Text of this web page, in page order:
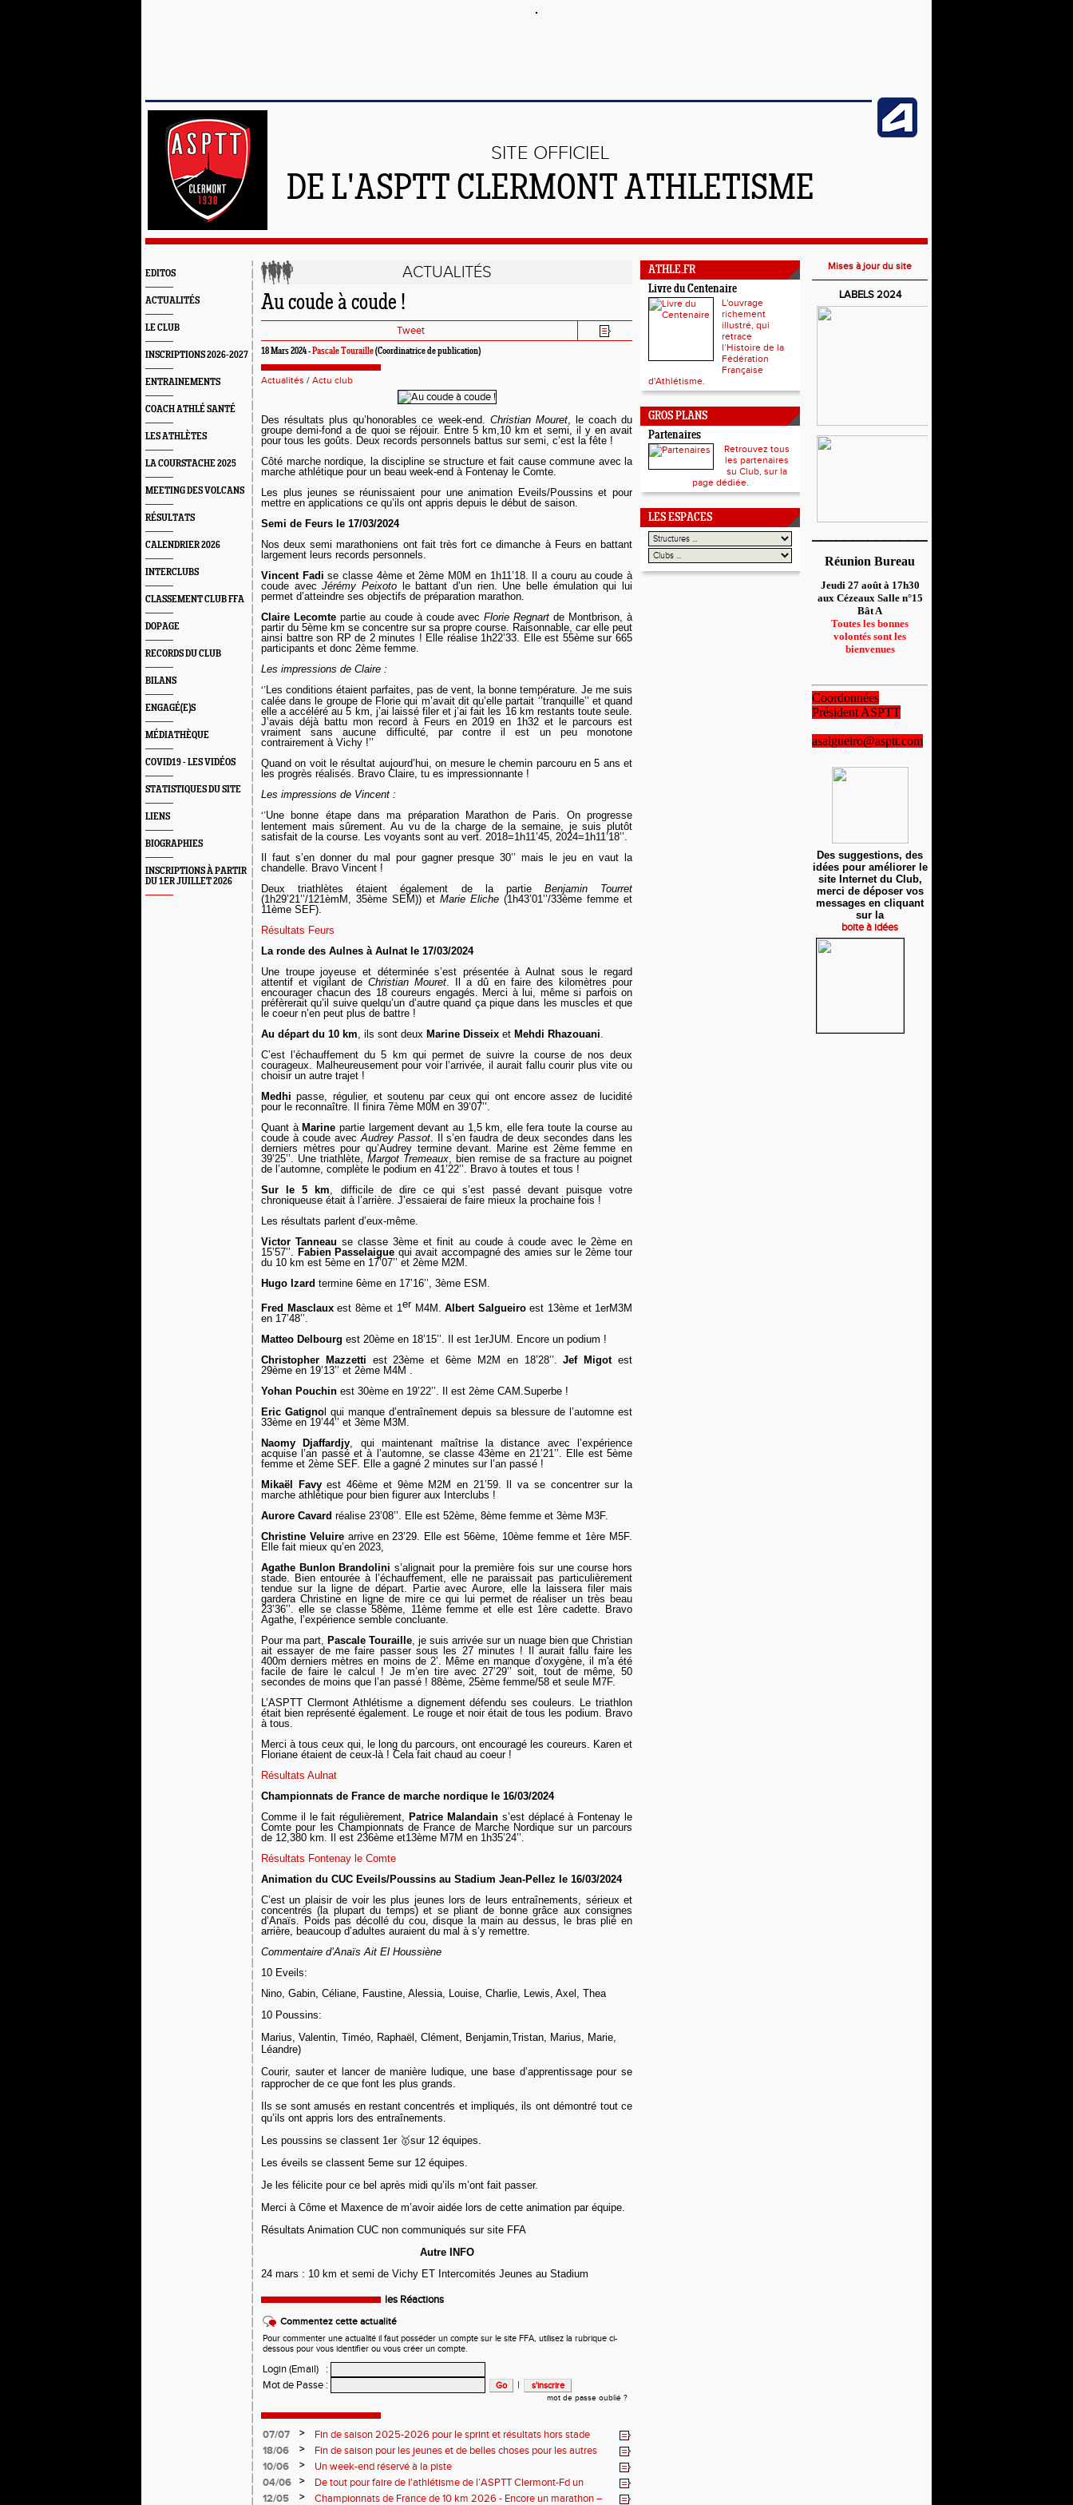
SITE OFFICIEL
DE L'ASPTT CLERMONT ATHLETISME
EDITOS
ACTUALITÉS
LE CLUB
INSCRIPTIONS 2026-2027
ENTRAINEMENTS
COACH ATHLÉ SANTÉ
LES ATHLÈTES
LA COURSTACHE 2025
MEETING DES VOLCANS
RÉSULTATS
CALENDRIER 2026
INTERCLUBS
CLASSEMENT CLUB FFA
DOPAGE
RECORDS DU CLUB
BILANS
ENGAGÉ(E)S
MÉDIATHÈQUE
COVID19 - LES VIDÉOS
STATISTIQUES DU SITE
LIENS
BIOGRAPHIES
INSCRIPTIONS À PARTIR
DU 1ER JUILLET 2026
ACTUALITÉS
Au coude à coude !
Tweet
18 Mars 2024 -Pascale Touraille(Coordinatrice de publication)
Actualités / Actu club
Des résultats plus qu’honorables ce week-end. Christian Mouret, le coach du
groupe demi-fond a de quoi se réjouir. Entre 5 km,10 km et semi, il y en avait
pour tous les goûts. Deux records personnels battus sur semi, c’est la fête !
Côté marche nordique, la discipline se structure et fait cause commune avec la
marche athlétique pour un beau week-end à Fontenay le Comte.
Les plus jeunes se réunissaient pour une animation Eveils/Poussins et pour
mettre en applications ce qu’ils ont appris depuis le début de saison.
Semi de Feurs le 17/03/2024
Nos deux semi marathoniens ont fait très fort ce dimanche à Feurs en battant
largement leurs records personnels.
Vincent Fadi se classe 4ème et 2ème M0M en 1h11’18. Il a couru au coude à
coude avecJérémy Peixoto le battant d’un rien. Une belle émulation qui lui
permet d’atteindre ses objectifs de préparation marathon.
Claire Lecomtepartie au coude à coude avecFlorie Regnartde Montbrison, à
partir du 5ème km se concentre sur sa propre course. Raisonnable, car elle peut
ainsi battre son RP de 2 minutes ! Elle réalise 1h22’33. Elle est 55ème sur 665
participants et donc 2ème femme.
Les impressions de Claire :
‘’Les conditions étaient parfaites, pas de vent, la bonne température. Je me suis
calée dans le groupe de Florie qui m’avait dit qu’elle partait ‘’tranquille’’ et quand
elle a accéléré au 5 km, j’ai laissé filer et j’ai fait les 16 km restants toute seule.
J’avais déjà battu mon record à Feurs en 2019 en 1h32 et le parcours est
vraiment sans aucune difficulté, par contre il est un peu monotone
contrairement à Vichy !’’
Quand on voit le résultat aujourd’hui, on mesure le chemin parcouru en 5 ans et
les progrès réalisés. Bravo Claire, tu es impressionnante !
Les impressions de Vincent :
‘’Une bonne étape dans ma préparation Marathon de Paris. On progresse
lentement mais sûrement. Au vu de la charge de la semaine, je suis plutôt
satisfait de la course. Les voyants sont au vert. 2018=1h11’45, 2024=1h11’18’’.
Il faut s’en donner du mal pour gagner presque 30’’ mais le jeu en vaut la
chandelle. Bravo Vincent !
Deux triathlètes étaient également de la partie Benjamin Tourret
(1h29’21’’/121èmM, 35ème SEM)) et Marie Eliche (1h43’01’’/33ème femme et
11ème SEF).
Résultats Feurs
La ronde des Aulnes à Aulnat le 17/03/2024
Une troupe joyeuse et déterminée s’est présentée à Aulnat sous le regard
attentif et vigilant de Christian Mouret. Il a dû en faire des kilomètres pour
encourager chacun des 18 coureurs engagés. Merci à lui, même si parfois on
préfèrerait qu’il suive quelqu’un d’autre quand ça pique dans les muscles et que
le coeur n’en peut plus de battre !
Au départ du 10 km, ils sont deux Marine Disseix et Mehdi Rhazouani.
C’est l’échauffement du 5 km qui permet de suivre la course de nos deux
courageux. Malheureusement pour voir l’arrivée, il aurait fallu courir plus vite ou
choisir un autre trajet !
Medhi passe, régulier, et soutenu par ceux qui ont encore assez de lucidité
pour le reconnaître. Il finira 7ème M0M en 39’07’’.
Quant à Marine partie largement devant au 1,5 km, el le fera toute la course au
coude à coude avecAudrey Passot. Il s’en faudra de deux secondes dans les
derniers mètres pour qu’Audrey termine devant. Marine est 2ème femme en
39’25’’. Une triathlète, Margot Tremeaux, bien remise de sa fracture au poignet
de l’automne, complète le podium en 41’22’’. Bravo à toutes et tous !
Sur le 5 km, difficile de dire ce qui s’est passé devant puisque votre
chroniqueuse était à l’arrière. J’essaierai de faire mieux la prochaine fois !
Les résultats parlent d’eux-même.
Victor Tanneau se classe 3ème et finit au coude à coude avec le 2ème en
15’57’’. Fabien Passelaigue qui avait accompagné des amies sur le 2ème tour
du 10 km est 5ème en 17’07’’ et 2ème M2M.
Hugo Izard termine 6ème en 17’16’’, 3ème ESM.
Fred Masclauxest 8èmeet 1er M4M. Albert Salgueiroest 13ème et 1erM3M
en 17’48’’.
Matteo Delbourg est 20ème en 18’15’’. Il est 1erJUM . Encore un podium !
Christopher Mazzetti est 23ème et 6ème M2M en 18’28’’.Jef Migotest
29ème en 19’13’’ et 2ème M4M .
Yohan Pouchin est 30ème en 19’22’’. Il est 2ème CAM.Superbe !
Eric Gatigno l qui manque d’entraînement depuis sa blessure de l’automne est
33ème en 19’44’’ et 3ème M3M.
Naomy Djaffardjy, qui maintenant maîtrise la distance avec l’expérience
acquise l’an passé et à l’automne, se classe 43ème en 21’21’’. Elle est 5ème
femme et 2ème SEF. Elle a gagné 2 minutes sur l’an passé !
Mikaël Favyest 46ème et 9ème M2M en 21’59.
Il va se concentrer sur la
marche athlétique pour bien figurer aux Interclubs !
Aurore Cavard réalise 23’08’’. Elle est 52ème, 8ème femme et 3ème M3F.
Christine Veluirearrive en 23’29. Elle est 56ème, 10ème femme et 1ère M5F.
E lle fait mieux qu’en 2023,
Agathe Bunlon Brandolini s’alignait pour la première fois sur une course hors
stade. Bien entourée à l’échauffement, elle ne paraissait pas particulièrement
tendue sur la ligne de départ. Partie avec Aurore, elle la laissera filer mais
gardera Christine en ligne de mire ce qui lui permet de réaliser un très beau
23’36’’. elle se classe 58ème, 11ème femme et elle est 1ère cadette. Bravo
Agathe, l’expérience semble concluante.
Pour ma part, Pascale Touraille, je suis arrivée sur un nuage bien que Christian
ait essayer de me faire passer sous les 27 minutes !
Il aurait fallu faire les
400m derniers mètres en moins de 2’. Même en manque d’oxygène, il m'a été
facile de faire le calcul ! Je m’en tire avec 27’29’’ soit, tout de même, 50
secondes de moins que l’an passé ! 88ème, 25ème femme/58 et seule M7F.
L’ASPTT Clermont Athlétisme a dignement défendu ses couleurs. Le triathlon
était bien représenté également. Le rouge et noir était de tous les podium. Bravo
à tous.
Merci à tous ceux qui, le long du parcours, ont encouragé les coureurs. Karen et
Floriane étaient de ceux-là ! Cela fait chaud au coeur !
Résultats Aulnat
Championnats de France de marche nordique le 16/03/2024
Comme il le fait régulièrement, Patrice Malandain s’est déplacéà Fontenay le
Comte pour les Championnats de France de Marche Nordique sur un parcours
de 12,380 km. Il est 236ème et13ème M7M en 1h35’24’’.
Résultats Fontenay le Comte
Animation du CUC Eveils/Poussins au Stadium Jean-Pellez le 16/03/2024
C’est un plaisir de voir les plus jeunes lors de leurs entraînements, sérieux et
concentrés (la plupart du temps) et se pliant de bonne grâce aux consignes
d’Anaïs. Poids pas décollé du cou, disque la main au dessus, le bras plié en
arrière, beaucoup d’adultes auraient du mal à s’y remettre.
Commentaire d’Anaïs Ait El Houssiène
10 Eveils:
Nino, Gabin, Céliane, Faustine, Alessia, Louise, Charlie, Lewis, Axel, Thea
10 Poussins:
Marius, Valentin, Timéo, Raphaël, Clément, Benjamin,Tristan, Marius, Marie,
Léandre)
Courir, sauter et lancer de manière ludique, une base d’apprentissage pour se
rapprocher de ce que font les plus grands.
Ils se sont amusés en restant concentrés et impliqués, ils ont démontré tout ce
qu’ils ont appris lors des entraînements.
Les poussins se classent 1er 🥇sur 12 équipes.
Les éveils se classent 5eme sur 12 équipes.
Je les félicite pour ce bel après midi qu’ils m’ont fait passer.
Merci à Côme et Maxence de m’avoir aidée lors de cette animation par équipe.
Résultats Animation CUC non communiqués sur site FFA
Autre INFO
24 mars : 10 km et semi de Vichy ET Intercomités Jeunes au Stadium
les Réactions
Commentez cette actualité
Pour commenter une actualité il faut posséder un compte sur le site FFA, utilisez la rubrique ci-
dessous pour vous identifier ou vous créer un compte.
Login (Email)
:
Mot de Passe : |
mot de passe oublié ?
07/07 >
Fin de saison 2025-2026 pour le sprint et résultats hors stade
18/06
>
Fin de saison pour les jeunes et de belles choses pour les autres
10/06
>
Un week-end réservé à la piste
04/06
>
De tout pour faire de l'athlétisme de l’ASPTT Clermont-Fd un
monde souriant
12/05 >
Championnats de France de 10 km 2026 - Encore un marathon –
ATHLE.FR
Livre du Centenaire
L'ouvrage
richement
illustré, qui
retrace
l’Histoire de la
Fédération
Française
d'Athlétisme.
GROS PLANS
Partenaires
Retrouvez tous
les partenaires
su Club, sur la
page dédiée.
LES ESPACES
Mises à jour du site
LABELS 2024
Réunion Bureau
Jeudi 27 août à 17h30
aux Cézeaux Salle n°15
Bât A
Toutes les bonnes
volontés sont les
bienvenues
Coordonnées
Président ASPTT
asalgueiro@asptt.com
Des suggestions, des
idées pour améliorer le
site Internet du Club,
merci de déposer vos
messages en cliquant
sur la
boite à idées